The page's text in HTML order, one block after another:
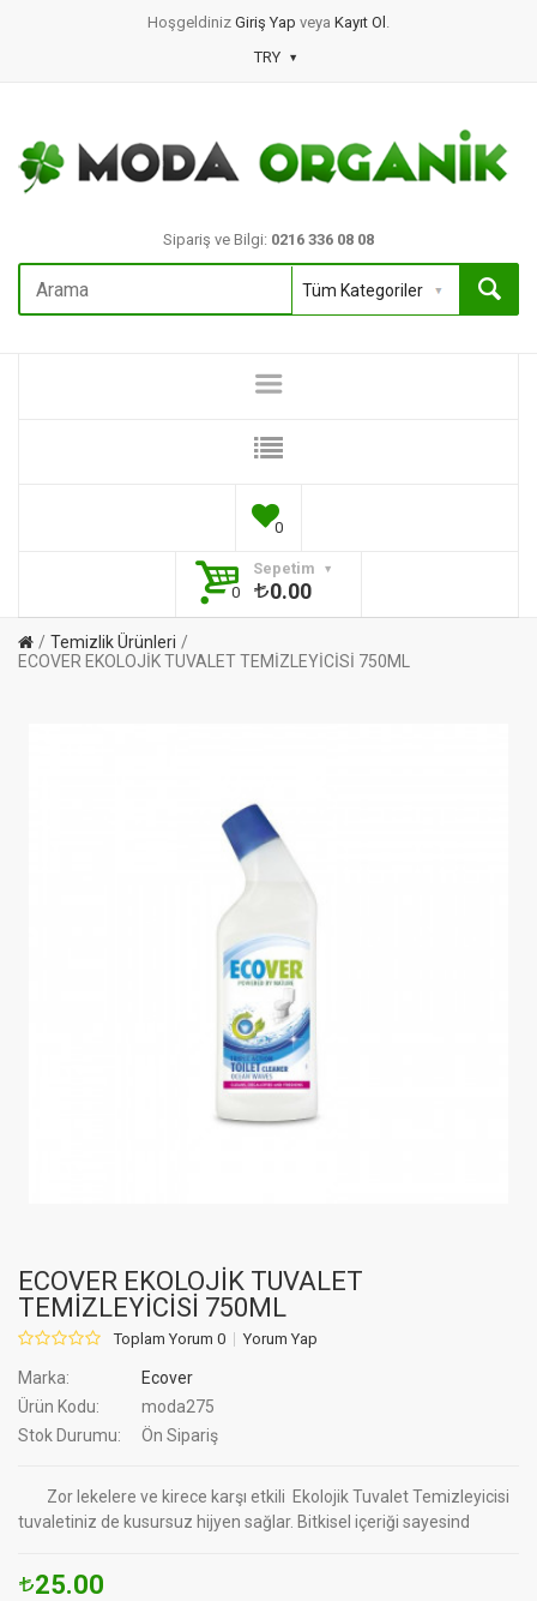
Hoşgeldiniz Giriş Yap veya Kayıt Ol .
TRY
Sipariş ve Bilgi: 0216 336 08 08
0
Sepetim
0
0.00
Temizlik Ürünleri
ECOVER EKOLOJİK TUVALET TEMİZLEYİCİSİ 750ML
ECOVER EKOLOJİK TUVALET
TEMİZLEYİCİSİ 750ML
Toplam Yorum 0 Yorum Yap
Marka:
Ecover
Ürün Kodu:
moda275
Stok Durumu:
Ön Sipariş
Zor lekelere ve kirece karşı etkili Ekolojik Tuvalet Temizleyicisi
tuvaletiniz de kusursuz hijyen sağlar. Bitkisel içeriği sayesind
25.00